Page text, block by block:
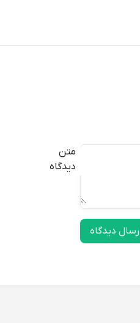
استایل کودک را تکمیل کند.
کند. این چکمه برای
متن
دیدگاه
دیدگاه